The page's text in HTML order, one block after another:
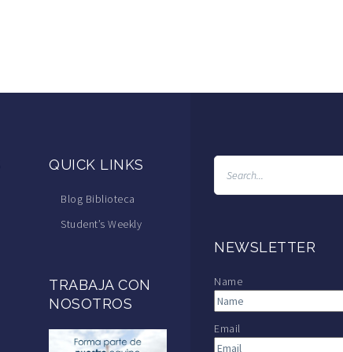
QUICK LINKS
Blog Biblioteca
Student’s Weekly
TRABAJA CON
NOSOTROS
NEWSLETTER
Name
Email